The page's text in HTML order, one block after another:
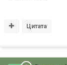
Цитата